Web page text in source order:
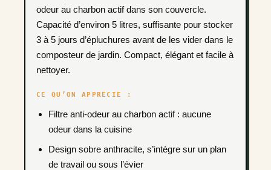
odeur au charbon actif dans son couvercle.
Capacité d’environ 5 litres, suffisante pour stocker
3 à 5 jours d’épluchures avant de les vider dans le
composteur de jardin. Compact, élégant et facile à
nettoyer.
CE QU’ON APPRÉCIE :
Filtre anti-odeur au charbon actif : aucune
odeur dans la cuisine
Design sobre anthracite, s’intègre sur un plan
de travail ou sous l’évier